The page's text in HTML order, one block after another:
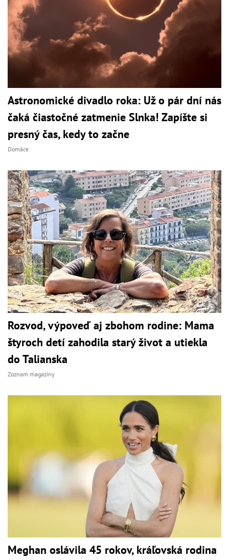
Astronomické divadlo roka: Už o pár dní nás
čaká čiastočné zatmenie Slnka! Zapíšte si
presný čas, kedy to začne
Domáce
Rozvod, výpoveď aj zbohom rodine: Mama
štyroch detí zahodila starý život a utiekla
do Talianska
Zoznam magazíny
Meghan oslávila 45 rokov, kráľovská rodina